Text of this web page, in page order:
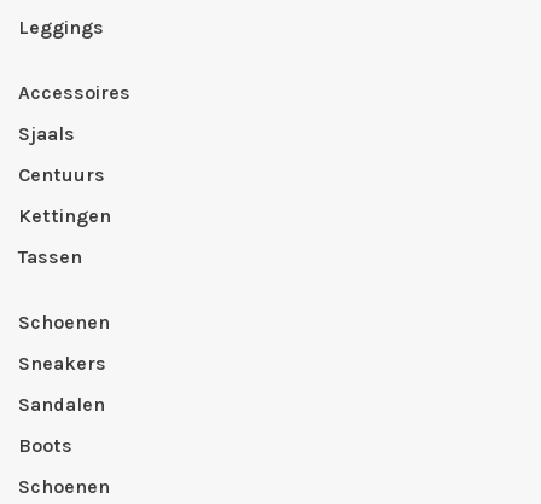
Leggings
Accessoires
Sjaals
Centuurs
Kettingen
Tassen
Schoenen
Sneakers
Sandalen
Boots
Schoenen